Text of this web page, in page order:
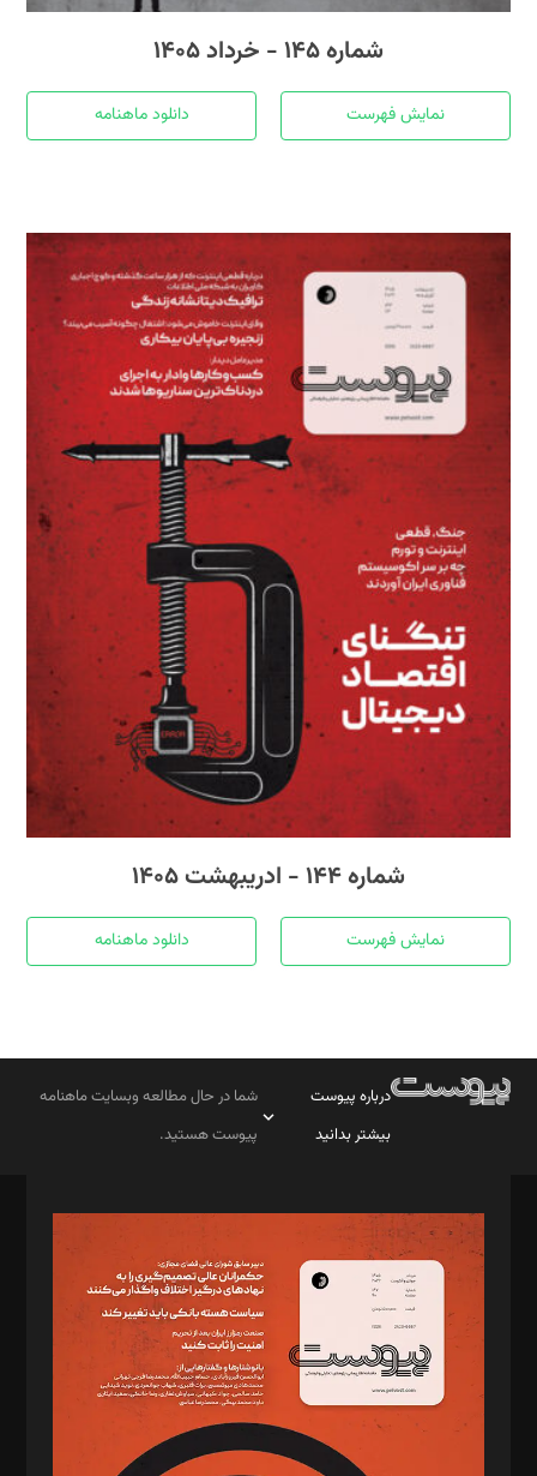
شماره ۱۴۵ - خرداد ۱۴۰۵
نمایش فهرست دانلود ماهنامه
شماره ۱۴۴ - ادریبهشت ۱۴۰۵
نمایش فهرست دانلود ماهنامه
درباره پیوست
بیشتر بدانید
شما در حال مطالعه وبسایت ماهنامه
پیوست هستید.
مدیر مسئول: محمدباقر اثنی‌عشری
سردبیر: مهرک محمودی
دبیر تحریریه: میثم قاسمی
د‌بیر ناداستان: سمانه سمیع
د‌بیر خدمت و تجارت: ابوالفضل رجبی
د‌بیر حقوق فناوری: حسام‌الدین ایپکچی
د‌بیر پیوست جهان: مینا پاکدل
د‌بیر تحریریه آنلاین: بابک نقاش